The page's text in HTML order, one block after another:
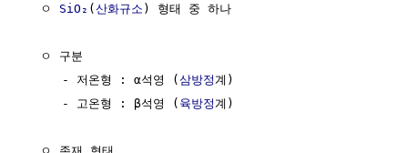
  ㅇ
SiO₂ (산화규소 ) 형태 중 하나
  ㅇ 구분
     - 저온형 : α석영 (
삼방정 계)
     - 고온형 : β석영 (
육방정 계)
  ㅇ 존재 형태